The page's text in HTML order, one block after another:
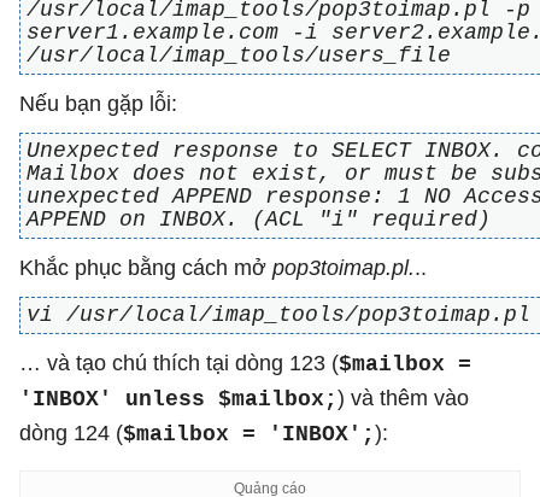
/usr/local/imap_tools/pop3toimap.pl -p
server1.example.com -i
/usr/local/imap_tools/users_file
Nếu bạn gặp lỗi:
Unexpected response to SELECT INBOX.
Mailbox does not exist, or must be
unexpected APPEND response: 1 NO
APPEND on INBOX. (ACL "i" required)
Khắc phục bằng cách mở pop3toimap.pl...
vi /usr/local/imap_tools/pop3toimap.pl
… và tạo chú thích tại dòng 123 ($mailbox =
'INBOX' unless $mailbox; ) và thêm vào
dòng 124 ($mailbox = 'INBOX'; ):